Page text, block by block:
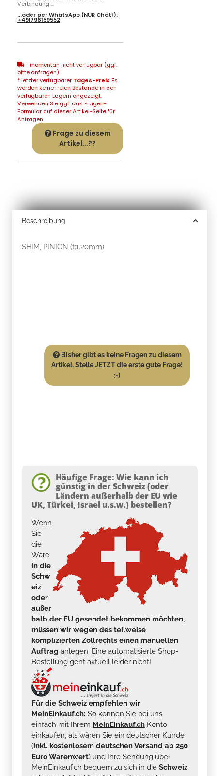
Verbindung ...
...oder perWhatsApp (NUR Chat!):
+491796159552
momentan nicht verfügbar (ggf.
bitte anfragen)
* letzter verfügbarer Tages-Preis Es
werden keine freien Bestände in den
verfügbaren Lägern angezeigt.
Verwenden Sie ggf. das Fragen-
Formular auf dieser Artikel-Seite für
Anfragen...
Frage zu diesem
Artikel...??
Beschreibung
SHIM, PINION (t:1.20mm)
Bisher gibt es keine Fragen zu diesem
Artikel. Stelle JETZT die erste gute Frage!
:-)
Häufige Frage: Wie kann ich
günstig in der Schweiz (oder
Ländern außerhalb der EU wie
UK, Türkei, Israel u.s.w.) bestellen?
Wenn
Sie
die
Ware
in die
Schw
eiz
oder
außer
halb der EU gesendet bekommen möchten,
müssen wir wegen des teilweise
komplizierten Zollrechts einen manuellen
Auftrag anlegen. Eine automatisierte Shop-
Bestellung geht aktuell leider nicht!
Für die Schweiz empfehlen wir
MeinEinkauf.ch: So können Sie bei uns
einfach mit Ihrem MeinEinkauf.ch Konto
einkaufen, als wären Sie ein deutscher Kunde
(inkl. kostenlosem deutschen Versand ab 250
Euro Warenwert) und Ihre Sendung über
MeinEinkauf.ch bequem zu sich in die Schweiz